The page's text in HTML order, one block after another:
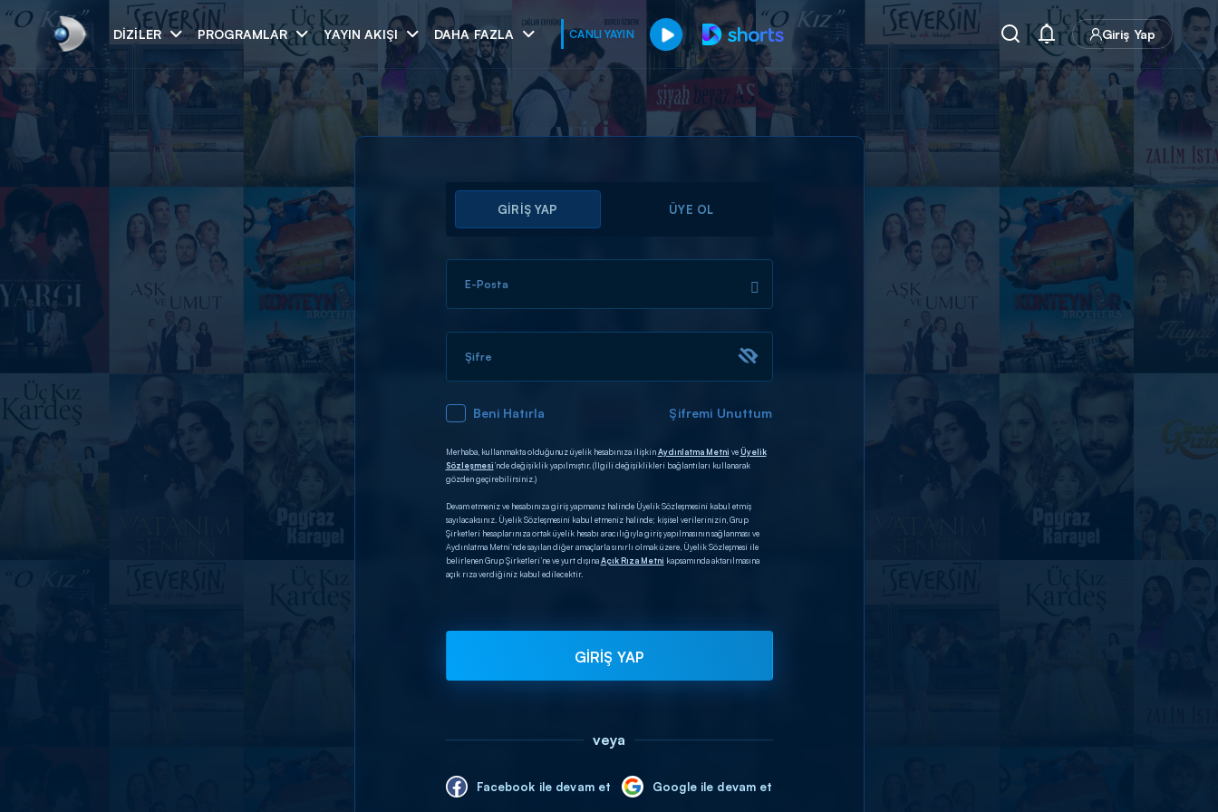
DIZILER PROGRAMLAR YAYIN AKIŞI DAHA FAZLA CANLI YAYIN Giriş Yap
Arama
ARAMA SONUÇLARI
GİRİŞ YAP ÜYE OL
E-Posta
Şifre
Beni Hatırla Şifremi Unuttum
Merhaba, kullanmakta olduğunuz üyelik hesabınıza ilişkinAydınlatma Metni veÜyelik
Sözleşmesi’nde değişiklik yapılmıştır. (İlgili değişiklikleri bağlantıları kullanarak
gözden geçirebilirsiniz.)
Devam etmeniz ve hesabınıza giriş yapmanız halinde Üyelik Sözleşmesini kabul etmiş
sayılacaksınız. Üyelik Sözleşmesini kabul etmeniz halinde; kişisel verilerinizin, Grup
Şirketleri hesaplarınıza ortak üyelik hesabı aracılığıyla giriş yapılmasının sağlanması ve
Aydınlatma Metni’nde sayılan diğer amaçlarla sınırlı olmak üzere, Üyelik Sözleşmesi ile
belirlenen Grup Şirketleri’ne ve yurt dışınaAçık Rıza Metni kapsamında aktarılmasına
açık rıza verdiğiniz kabul edilecektir.
GİRİŞ YAP
veya
Facebook ile devam et Google ile devam et